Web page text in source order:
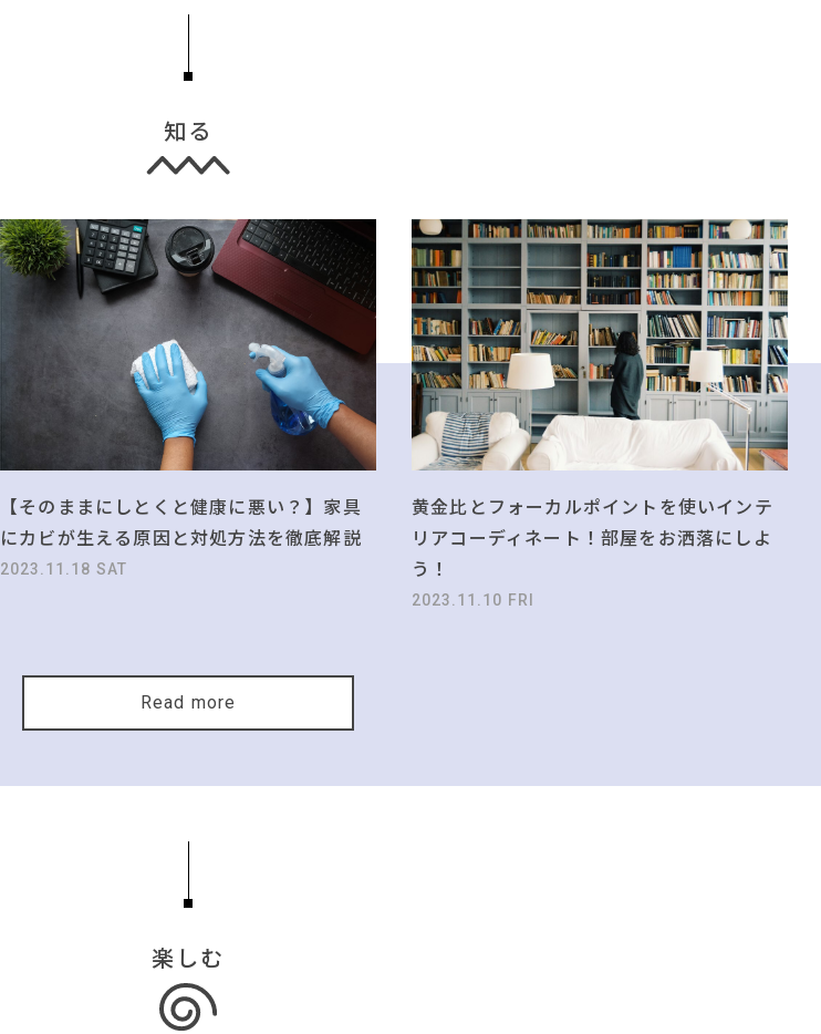
知る
【そのままにしとくと健康に悪い？】家具
にカビが生える原因と対処方法を徹底解説
2023.11.18 SAT
黄金比とフォーカルポイントを使いインテ
リアコーディネート！部屋をお洒落にしよ
う！
2023.11.10 FRI
Read more
楽しむ